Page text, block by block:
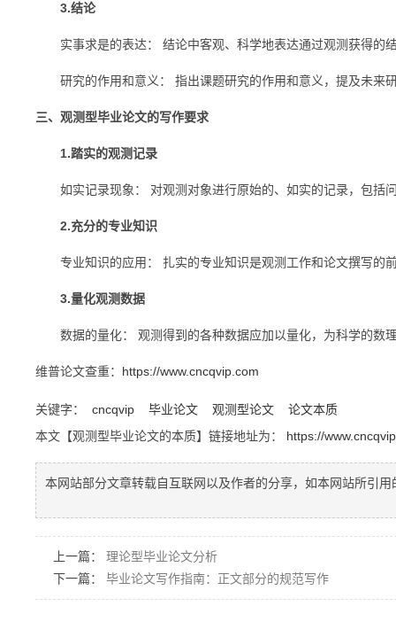
3.结论
实事求是的表达： 结论中客观、科学地表达通过观测获得的
研究的作用和意义： 指出课题研究的作用和意义，提及未来
三、观测型毕业论文的写作要求
1.踏实的观测记录
如实记录现象： 对观测对象进行原始的、如实的记录，包括
2.充分的专业知识
专业知识的应用： 扎实的专业知识是观测工作和论文撰写的
3.量化观测数据
数据的量化： 观测得到的各种数据应加以量化，为科学的数
维普论文查重： https://www.cncqvip.com
关键字： cncqvip 毕业论文 观测型论文
论文本质
本文【观测型毕业论文的本质】链接地址为： https://
本网站部分文章转载自互联网以及作者的分享，如本网站所引
上一篇： 理论型毕业论文分析
下一篇： 毕业论文写作指南：正文部分的规范写作